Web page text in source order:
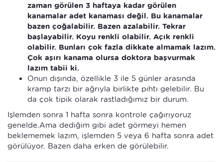
zaman görülen 3 haftaya kadar görülen
kanamalar adet kanaması değil. Bu kanamalar
bazen çoğalabilir. Bazen azalabilir. Tekrar
başlayabilir. Koyu renkli olabilir. Açık renkli
olabilir. Bunları çok fazla dikkate almamak lazım.
Çok aşırı kanama olursa doktora başvurmak
lazım tabii ki.
Onun dışında, özellikle 3 ile 5 günler arasında
kramp tarzı bir ağrıyla birlikte pıhtı gelebilir. Bu
da çok tipik olarak rastladığımız bir durum.
Işlemden sonra 1 hafta sonra kontrole çağırıyoruz
genelde.Ama dediğim gibi adet görmeyi hemen
beklememek lazım, işlemden 5 veya 6 hafta sonra adet
görülüyor. Bazen daha erken de görülebilir.